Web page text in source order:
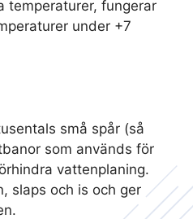
temperaturer, fungerar
under +7
små spår (så
som används för
vattenplaning.
slaps och is och ger